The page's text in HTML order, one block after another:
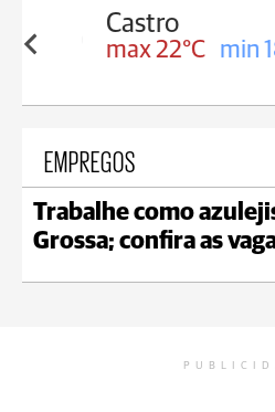
18°C max
EMPREGOS
Trabalhe como
Grossa; confira as